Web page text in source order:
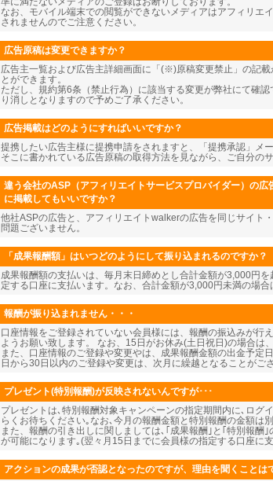
なお、モバイル端末での閲覧ができないメディアはアフィリエ
されませんのでご注意ください。
広告原稿は変更できますか？
広告主一覧および広告主詳細画面に「(※)原稿変更禁止」の記
とができます。
ただし、規約第6条（禁止行為）に該当する変更が弊社にて確
り消しとなりますので予めご了承ください。
広告掲載はどのようにすればいいですか？
提携したい広告主様に提携申請をされますと、「提携承認」メ
そこに書かれている広告原稿の取得方法を見ながら、ご自分の
違う会社のASP（アフィリエイトサービスプロバイダー）の
に掲載してもいいですか？
他社ASPの広告と、アフィリエイトwalkerの広告を同じサイト
問題ございません。
「成果報酬額」はいつどのようにして振り込まれるのですか？
成果報酬額の支払いは、毎月末日締めとし合計金額が3,000円
定する口座に支払います。なお、合計金額が3,000円未満の場合
報酬が振り込まれません・・・
口座情報をご登録されていない会員様には、報酬の振込みが行
ようお願い致します。 なお、15日がお休み(土日祝日)の場合は
また、口座情報のご登録や変更やは、成果報酬金額の出金予定
日から30日以内のご登録や変更は、次月に繰越となることがご
プレゼント(特別報酬)が反映されないんですが･･･
プレゼントは､特別報酬対象キャンペーンの指定期間内に､ログ
らくお待ちください｡なお､今月の報酬金額と特別報酬の金額は
また、報酬の引き出しに関しましては､｢成果報酬｣と｢特別報酬
が可能になります｡(翌々月15日までに会員様の指定する口座に
アクションの成果が否認となったのですが、理由を聞くことは